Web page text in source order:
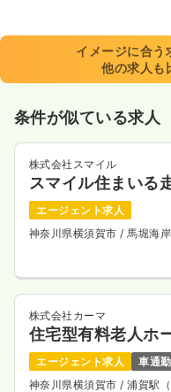
イメージに合う
他の求人も
条件が似ている求人
株式会社スマイル
スマイル住まいる
エージェント求人
神奈川県横須賀市 / 馬堀海
株式会社カーマ
住宅型有料老人ホ
エージェント求人 車通
神奈川県横須賀市 / 浦賀駅